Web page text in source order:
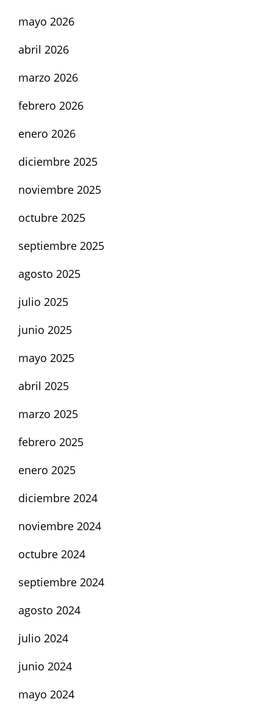
mayo 2026
abril 2026
marzo 2026
febrero 2026
enero 2026
diciembre 2025
noviembre 2025
octubre 2025
septiembre 2025
agosto 2025
julio 2025
junio 2025
mayo 2025
abril 2025
marzo 2025
febrero 2025
enero 2025
diciembre 2024
noviembre 2024
octubre 2024
septiembre 2024
agosto 2024
julio 2024
junio 2024
mayo 2024